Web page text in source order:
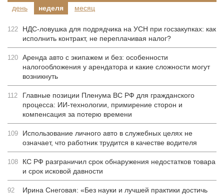
день
неделя месяц
122
НДС-ловушка для подрядчика на УСН при госзакупках: как
исполнить контракт, не переплачивая налог?
120 Аренда авто с экипажем и без: особенности
налогообложения у арендатора и какие сложности могут
возникнуть
112
Главные позиции Пленума ВС РФ для гражданского
процесса: ИИ-технологии, примирение сторон и
компенсация за потерю времени
109
Использование личного авто в служебных целях не
означает, что работник трудится в качестве водителя
108
КС РФ разграничил срок обнаружения недостатков товара
и срок исковой давности
92
Ирина Снеговая: «Без науки и лучшей практики достичь